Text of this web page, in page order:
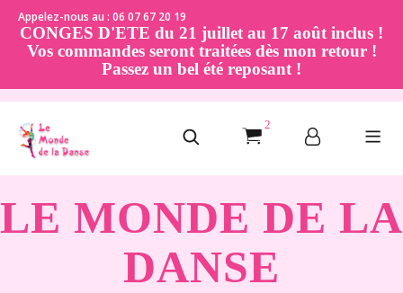
Appelez-nous au : 06 07 67 20 19
CONGES D'ETE du 21 juillet au 17 août inclus !
Vos commandes seront traitées dès mon retour !
Passez un bel été reposant !
2
LE MONDE DE LA
DANSE